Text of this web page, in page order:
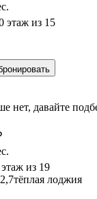
.
этаж из 15
нет, давайте
.
из 19
тёплая лоджия